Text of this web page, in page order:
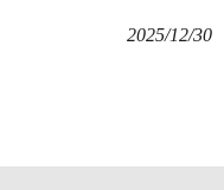
2025/12/30